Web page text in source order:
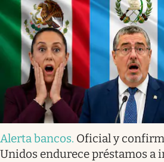
Alerta bancos. Oficial y
Unidos endurece préstamos a